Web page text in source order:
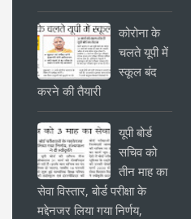
कोरोना के
चलते यूपी में
स्कूल बंद
करने की तैयारी
यूपी बोर्ड
सचिव को
तीन माह का
सेवा विस्तार, बोर्ड परीक्षा के
मद्देनजर लिया गया निर्णय,